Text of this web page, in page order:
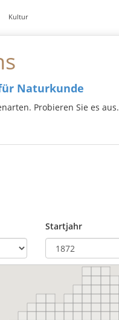
Kultur
Naturkunde
Probieren Sie es aus.
Startjahr